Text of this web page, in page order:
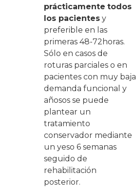
prácticamente todos
los pacientes y
preferible en las
primeras 48-72horas.
Sólo en casos de
roturas parciales o en
pacientes con muy baja
demanda funcional y
añosos se puede
plantear un
tratamiento
conservador mediante
un yeso 6 semanas
seguido de
rehabilitación
posterior.